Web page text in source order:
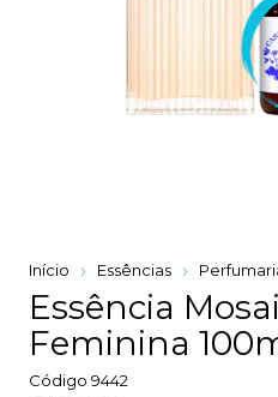
Início Essências
Essência
Feminina
Código 9442